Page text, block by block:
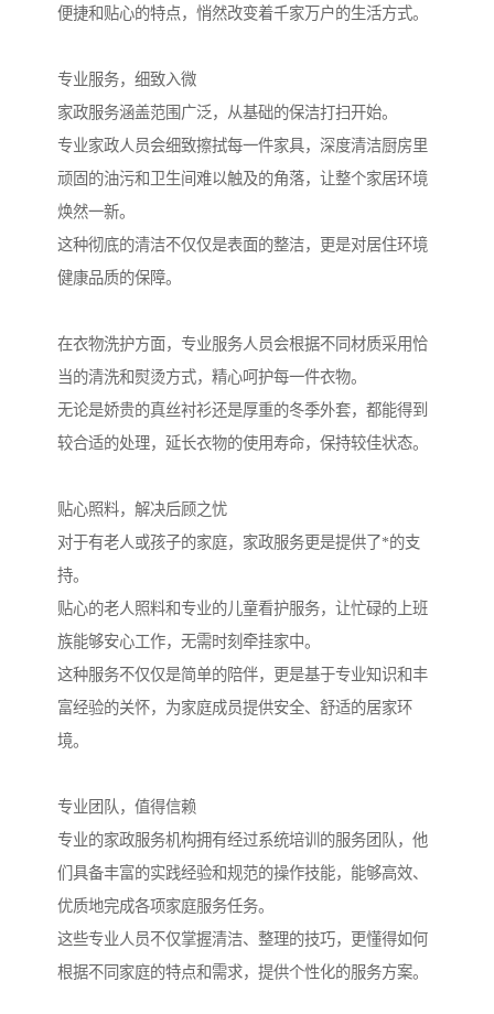
便捷和贴心的特点，悄然改变着千家万户的生活方式。
专业服务，细致入微
家政服务涵盖范围广泛，从基础的保洁打扫开始。
专业家政人员会细致擦拭每一件家具，深度清洁厨房里
顽固的油污和卫生间难以触及的角落，让整个家居环境
焕然一新。
这种彻底的清洁不仅仅是表面的整洁，更是对居住环境
健康品质的保障。
在衣物洗护方面，专业服务人员会根据不同材质采用恰
当的清洗和熨烫方式，精心呵护每一件衣物。
无论是娇贵的真丝衬衫还是厚重的冬季外套，都能得到
较合适的处理，延长衣物的使用寿命，保持较佳状态。
贴心照料，解决后顾之忧
对于有老人或孩子的家庭，家政服务更是提供了*的支
持。
贴心的老人照料和专业的儿童看护服务，让忙碌的上班
族能够安心工作，无需时刻牵挂家中。
这种服务不仅仅是简单的陪伴，更是基于专业知识和丰
富经验的关怀，为家庭成员提供安全、舒适的居家环
境。
专业团队，值得信赖
专业的家政服务机构拥有经过系统培训的服务团队，他
们具备丰富的实践经验和规范的操作技能，能够高效、
优质地完成各项家庭服务任务。
这些专业人员不仅掌握清洁、整理的技巧，更懂得如何
根据不同家庭的特点和需求，提供个性化的服务方案。